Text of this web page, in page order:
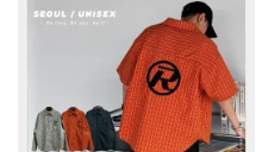
Add to
wishlist